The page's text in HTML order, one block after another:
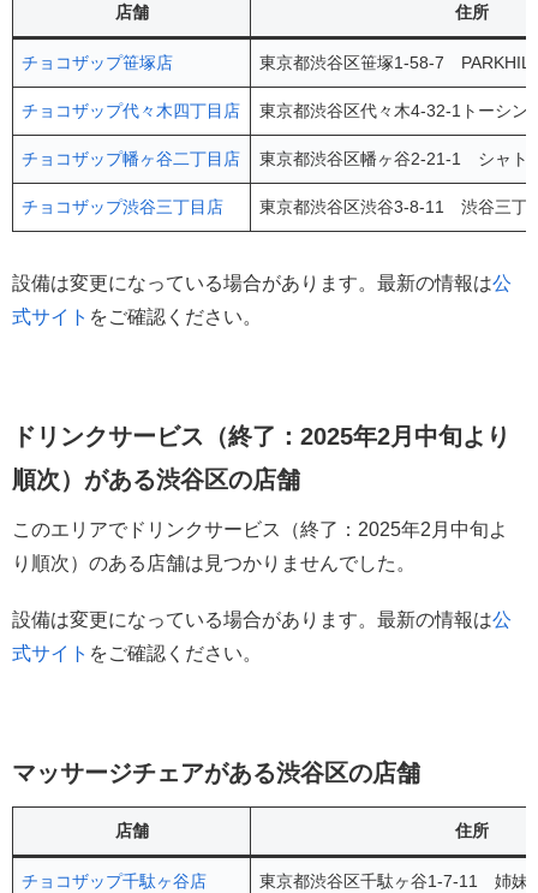
店舗 住所
チョコザップ笹塚店 東京都渋谷区笹塚1-58-7
チョコザップ代々木四丁目店 東京都渋谷区代々木4-32-1トーシ
チョコザップ幡ヶ谷二丁目店 東京都渋谷区幡ヶ谷2-21-1 シャ
チョコザップ渋谷三丁目店 東京都渋谷区渋谷3-8-11 渋谷三
設備は変更になっている場合があります。最新の情報は公
式サイト をご確認ください。
ドリンクサービス（終了：2025年2月中旬より
順次）がある渋谷区の店舗
このエリアでドリンクサービス（終了：2025年2月中旬よ
り順次）のある店舗は見つかりませんでした。
設備は変更になっている場合があります。最新の情報は公
式サイト をご確認ください。
マッサージチェアがある渋谷区の店舗
店舗 住所
チョコザップ千駄ヶ谷店 東京都渋谷区千駄ヶ谷1-7-11 姉